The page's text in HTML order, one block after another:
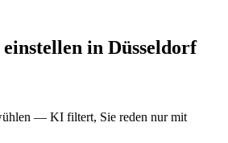
einstellen in Düsseldorf
— KI filtert, Sie reden nur mit